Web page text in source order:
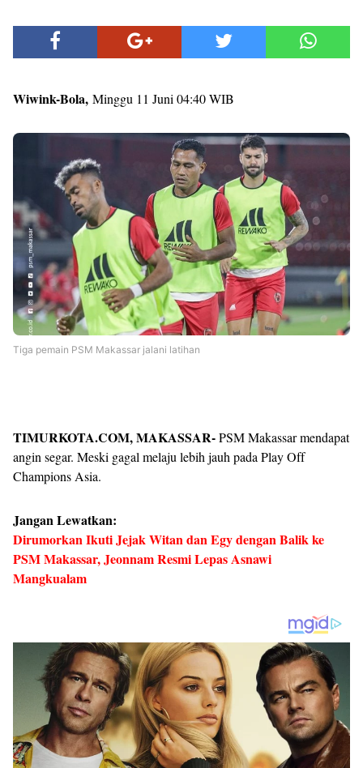
Wiwink-Bola, Minggu 11 Juni 04:40 WIB
Tiga pemain PSM Makassar jalani latihan
TIMURKOTA.COM, MAKASSAR-PSM Makassar mendapat
angin segar. Meski gagal melaju lebih jauh pada Play Off
Champions Asia.
Jangan Lewatkan:
Dirumorkan Ikuti Jejak Witan dan Egy dengan Balik ke
PSM Makassar, Jeonnam Resmi Lepas Asnawi
Mangkualam